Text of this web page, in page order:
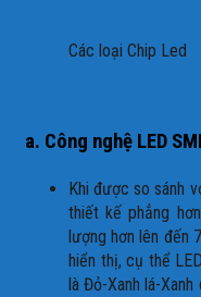
Các loại Chip Led
a. Công nghệ LED
Khi được so sánh
thiết kế phẳng
lượng hơn lên đến
hiển thị, cụ thể
là Đỏ-Xanh lá-